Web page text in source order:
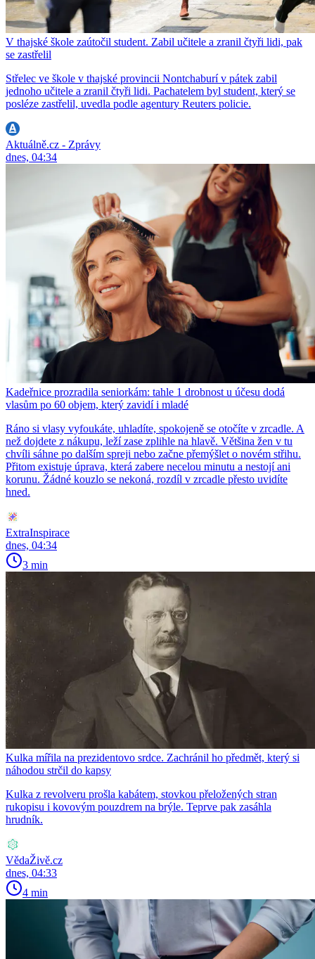
V thajské škole zaútočil student. Zabil učitele a zranil čtyři lidi, pak
se zastřelil
Střelec ve škole v thajské provincii Nontchaburí v pátek zabil
jednoho učitele a zranil čtyři lidi. Pachatelem byl student, který se
posléze zastřelil, uvedla podle agentury Reuters policie.
Aktuálně.cz - Zprávy
dnes, 04:34
Kadeřnice prozradila seniorkám: tahle 1 drobnost u účesu dodá
vlasům po 60 objem, který zavidí i mladé
Ráno si vlasy vyfoukáte, uhladíte, spokojeně se otočíte v zrcadle. A
než dojdete z nákupu, leží zase zplihle na hlavě. Většina žen v tu
chvíli sáhne po dalším spreji nebo začne přemýšlet o novém střihu.
Přitom existuje úprava, která zabere necelou minutu a nestojí ani
korunu. Žádné kouzlo se nekoná, rozdíl v zrcadle přesto uvidíte
hned.
ExtraInspirace
dnes, 04:34
3 min
Kulka mířila na prezidentovo srdce. Zachránil ho předmět, který si
náhodou strčil do kapsy
Kulka z revolveru prošla kabátem, stovkou přeložených stran
rukopisu i kovovým pouzdrem na brýle. Teprve pak zasáhla
hrudník.
VědaŽivě.cz
dnes, 04:33
4 min